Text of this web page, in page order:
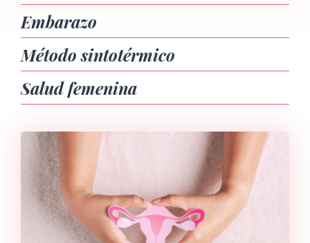
Embarazo
Método sintotérmico
Salud femenina